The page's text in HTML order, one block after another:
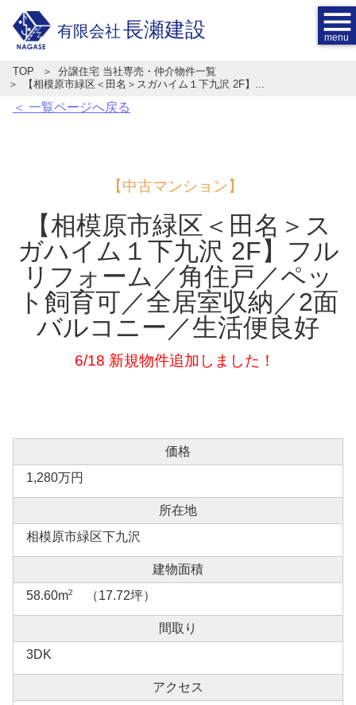
有限会社長瀬建設 menu
TOP
分譲住宅 当社専売・仲介物件一覧
【相模原市緑区＜田名＞スガハイム１下九沢 2F】...
＜ 一覧ページへ戻る
【中古マンション】
【相模原市緑区＜田名＞ス
ガハイム１下九沢 2F】フル
リフォーム／角住戸／ペッ
ト飼育可／全居室収納／2面
バルコニー／生活便良好
6/18 新規物件追加しました！
価格
1,280万円
所在地
相模原市緑区下九沢
建物面積
58.60m2 （17.72坪）
間取り
3DK
アクセス